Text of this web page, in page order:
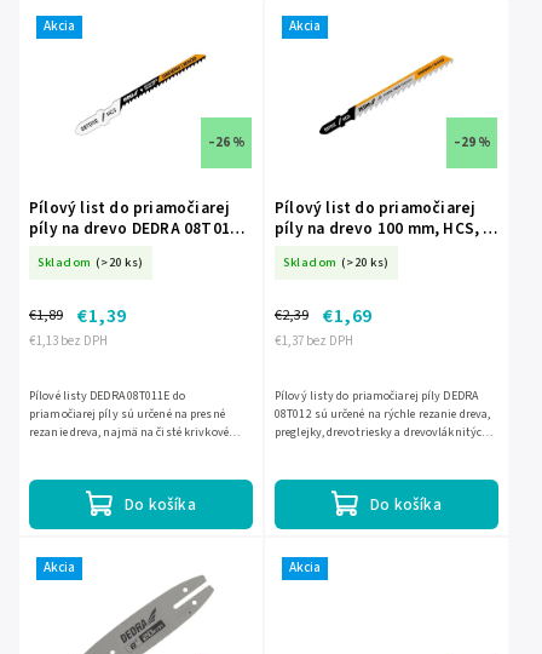
Akcia
–26 %
Pílový list do priamočiarej
píly na drevo DEDRA 08T011E
08T011E
Skladom (>20 ks)
€1,13 bez DPH
€1,89 €1,39
Do košíka
Pílové listy DEDRA 08T011E do
priamočiarej píly sú určené na presné
rezanie dreva, najmä na čisté krivkové
Akcia
–29 %
Pílový list do priamočiarej
píly na drevo 100 mm, HCS, 2
Skladom (>20 ks)
€1,37 bez DPH
€2,39 €1,69
Do košíka
Pílový listy do priamočiarej píly DEDRA
08T012 sú určené na rýchle rezanie dreva,
preglejky, drevotriesky a drevovláknitých
Akcia Akcia